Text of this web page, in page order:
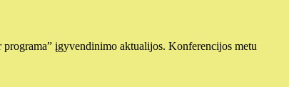
įgyvendinimo aktualijos. Konferencijos metu